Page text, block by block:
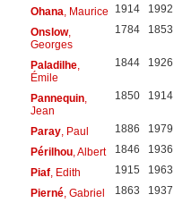
Ohana , Maurice 1914 1992
Onslow,
Georges
1784 1853
Paladilhe,
Émile
1844 1926
Pannequin,
Jean
1850 1914
Paray, Paul 1886 1979
Périlhou, Albert 1846 1936
Piaf, Edith 1915 1963
Pierné, Gabriel 1863 1937